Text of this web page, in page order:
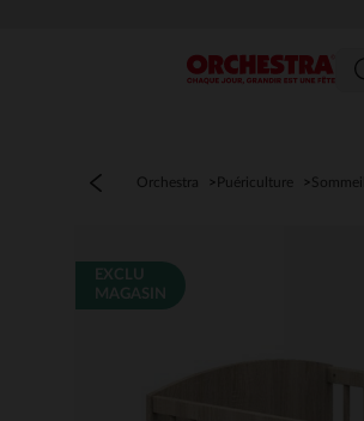
Menu
Orchestra Puériculture Sommeil
EXCLU
MAGASIN